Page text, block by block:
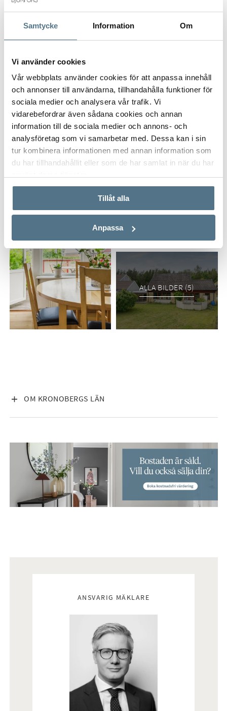
Samtycke Information Om
Vi använder cookies
Vår webbplats använder cookies för att anpassa innehåll
och annonser till användarna, tillhandahålla funktioner för
sociala medier och analysera vår trafik. Vi
vidarebefordrar även sådana cookies och annan
information till de sociala medier och annons- och
analysföretag som vi samarbetar med. Dessa kan i sin
tur kombinera informationen med annan information som
du har tillhandahållit eller som de har samlat in när du har
Tillåt alla
Anpassa
Ange ditt postnummer (5 siffror utan mellanslag)
ALLA BILDER (5)
OM KRONOBERGS LÄN
VISA INNEHÅLL
ANSVARIG MÄKLARE